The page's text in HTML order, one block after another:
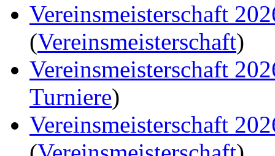
Vereinsmeisterschaft
(Vereinsmeisterschaft)
Vereinsmeisterschaft
Turniere)
Vereinsmeisterschaft